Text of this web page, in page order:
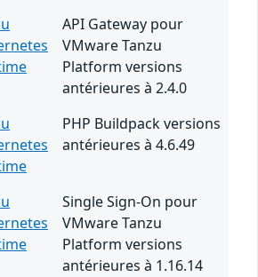
API Gateway pour
VMware Tanzu
Platform versions
antérieures à 2.4.0
PHP Buildpack versions
antérieures à 4.6.49
Single Sign-On pour
VMware Tanzu
Platform versions
antérieures à 1.16.14